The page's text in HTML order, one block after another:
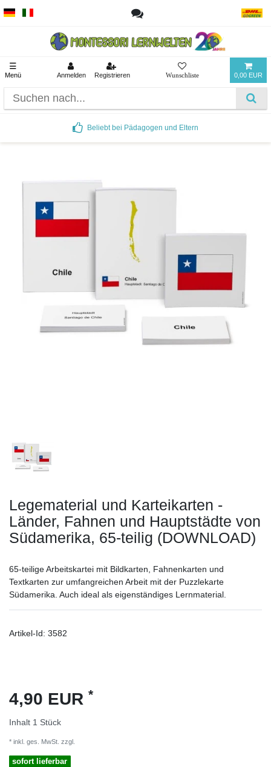
☰
Menü Anmelden Registrieren 0,00 EUR
Beliebt bei Pädagogen und Eltern
Legematerial und Karteikarten -
Länder, Fahnen und Hauptstädte von
Südamerika, 65-teilig (DOWNLOAD)
65-teilige Arbeitskartei mit Bildkarten, Fahnenkarten und
Textkarten zur umfangreichen Arbeit mit der Puzzlekarte
Südamerika. Auch ideal als eigenständiges Lernmaterial.
Artikel-Id: 3582
4,90 EUR *
Inhalt 1 Stück
* inkl. ges. MwSt. zzgl.
sofort lieferbar